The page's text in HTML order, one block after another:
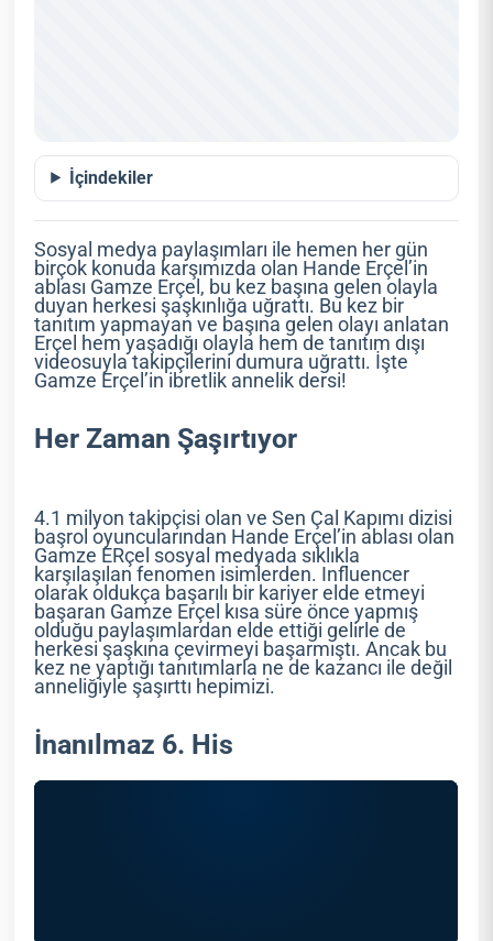
İçindekiler
Sosyal medya paylaşımları ile hemen her gün
birçok konuda karşımızda olan Hande Erçel’in
ablası Gamze Erçel, bu kez başına gelen olayla
duyan herkesi şaşkınlığa uğrattı. Bu kez bir
tanıtım yapmayan ve başına gelen olayı anlatan
Erçel hem yaşadığı olayla hem de tanıtım dışı
videosuyla takipçilerini dumura uğrattı. İşte
Gamze Erçel’in ibretlik annelik dersi!
Her Zaman Şaşırtıyor
4.1 milyon takipçisi olan ve Sen Çal Kapımı dizisi
başrol oyuncularından Hande Erçel’in ablası olan
Gamze ERçel sosyal medyada sıklıkla
karşılaşılan fenomen isimlerden. Influencer
olarak oldukça başarılı bir kariyer elde etmeyi
başaran Gamze Erçel kısa süre önce yapmış
olduğu paylaşımlardan elde ettiği gelirle de
herkesi şaşkına çevirmeyi başarmıştı. Ancak bu
kez ne yaptığı tanıtımlarla ne de kazancı ile değil
anneliğiyle şaşırttı hepimizi.
İnanılmaz 6. His